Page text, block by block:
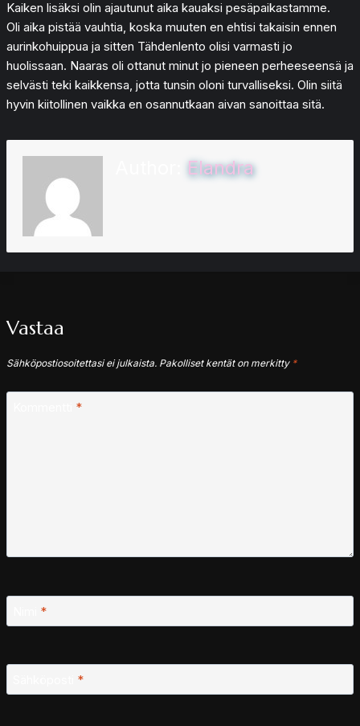
Kaiken lisäksi olin ajautunut aika kauaksi pesäpaikastamme.
Oli aika pistää vauhtia, koska muuten en ehtisi takaisin ennen
aurinkohuippua ja sitten Tähdenlento olisi varmasti jo
huolissaan. Naaras oli ottanut minut jo pieneen perheeseensä ja
selvästi teki kaikkensa, jotta tunsin oloni turvalliseksi. Olin siitä
hyvin kiitollinen vaikka en osannutkaan aivan sanoittaa sitä.
Elandra
Vastaa
Sähköpostiosoitettasi ei julkaista. Pakolliset kentät on merkitty *
*
*
*